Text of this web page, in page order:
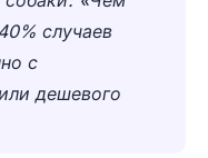
случаев
с
дешевого